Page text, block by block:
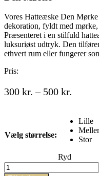
Vores Hatteæske Den
dekoration, fyldt med
Præsenteret i en stilfuld
luksuriøst udtryk. Den
ethvert rum eller fungerer
Pris:
300 kr. – 500 kr.
500
Vælg størrelse:
Lille
Stor
Ryd
Den